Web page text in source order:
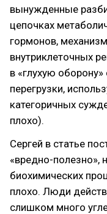
вынужденные
цепочках
гормонов,
внутриклеточных
в «глухую
перегрузки,
категоричных
плохо).
Сергей в статье
«вредно-полезно»,
биохимических
плохо. Люди
слишком много